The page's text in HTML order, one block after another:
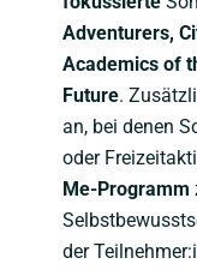
Adventurers,
Academics of
Future.
an, bei denen
oder
Me-Programm
der